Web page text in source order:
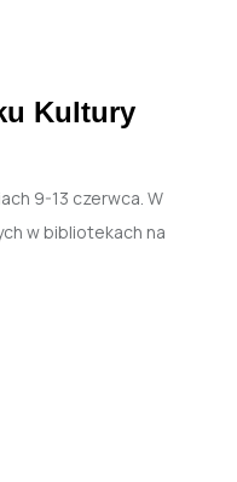
Kultury
9-13 czerwca. W
w bibliotekach na